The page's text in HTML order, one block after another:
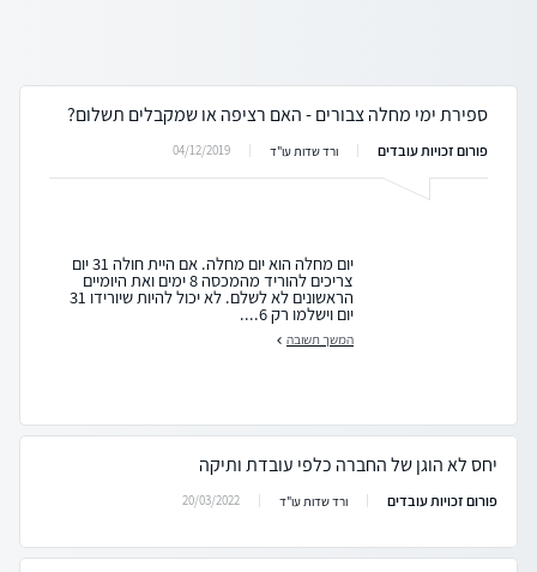
ספירת ימי מחלה צבורים - האם רציפה או שמקבלים תשלום?
פורום זכויות עובדים ורד שדות עו"ד 04/12/2019
יום מחלה הוא יום מחלה. אם היית חולה 31 יום
צריכים להוריד מהמכסה 8 ימים ואת היומיים
הראשונים לא לשלם. לא יכול להיות שיורידו 31
יום וישלמו רק 6....
המשך תשובה
יחס לא הוגן של החברה כלפי עובדת ותיקה
פורום זכויות עובדים ורד שדות עו"ד 20/03/2022